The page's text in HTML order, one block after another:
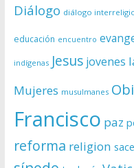
Diálogo diálogo
educación encuentro
indígenas Jesus jovenes
Mujeres musulmanes
Francisco paz
reforma religion